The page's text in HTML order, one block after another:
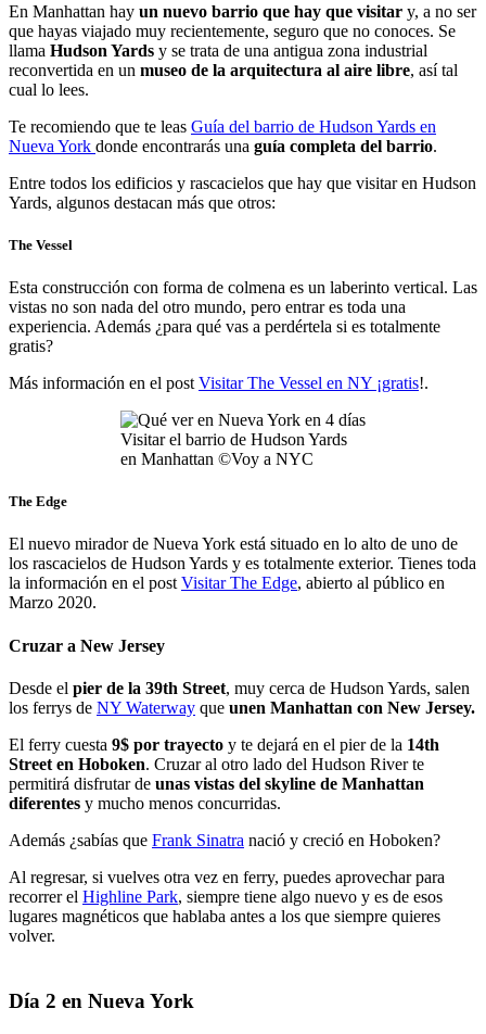
En Manhattan hay un nuevo barrio que hay que visitar y, a no ser
que hayas viajado muy recientemente, seguro que no conoces. Se
llama Hudson Yards y se trata de una antigua zona industrial
reconvertida en un museo de la arquitectura al aire libre, así tal
cual lo lees.
Te recomiendo que te leas Guía del barrio de Hudson Yards en
Nueva York donde encontrarás una guía completa del barrio.
Entre todos los edificios y rascacielos que hay que visitar en Hudson
Yards, algunos destacan más que otros:
The Vessel
Esta construcción con forma de colmena es un laberinto vertical. Las
vistas no son nada del otro mundo, pero entrar es toda una
experiencia. Además ¿para qué vas a perdértela si es totalmente
gratis?
Más información en el post Visitar The Vessel en NY ¡gratis!.
Visitar el barrio de Hudson Yards
en Manhattan ©Voy a NYC
The Edge
El nuevo mirador de Nueva York está situado en lo alto de uno de
los rascacielos de Hudson Yards y es totalmente exterior. Tienes toda
la información en el post Visitar The Edge, abierto al público en
Marzo 2020.
Cruzar a New Jersey
Desde el pier de la 39th Street, muy cerca de Hudson Yards, salen
los ferrys de NY Waterway que unen Manhattan con New Jersey.
El ferry cuesta 9$ por trayecto y te dejará en el pier de la 14th
Street en Hoboken. Cruzar al otro lado del Hudson River te
permitirá disfrutar de unas vistas del skyline de Manhattan
diferentes y mucho menos concurridas.
Además ¿sabías que Frank Sinatra nació y creció en Hoboken?
Al regresar, si vuelves otra vez en ferry, puedes aprovechar para
recorrer el Highline Park, siempre tiene algo nuevo y es de esos
lugares magnéticos que hablaba antes a los que siempre quieres
volver.
Día 2 en Nueva York